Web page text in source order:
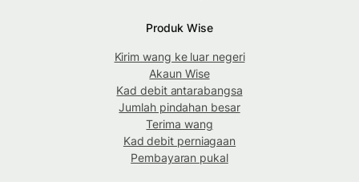
Produk Wise
Kirim wang ke luar negeri
Akaun Wise
Kad debit antarabangsa
Jumlah pindahan besar
Terima wang
Kad debit perniagaan
Pembayaran pukal